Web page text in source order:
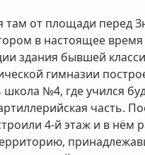
там от площади
в настоящее
здания бывшей
гимназии
№4, где учился
часть.
4-й этаж и в нём